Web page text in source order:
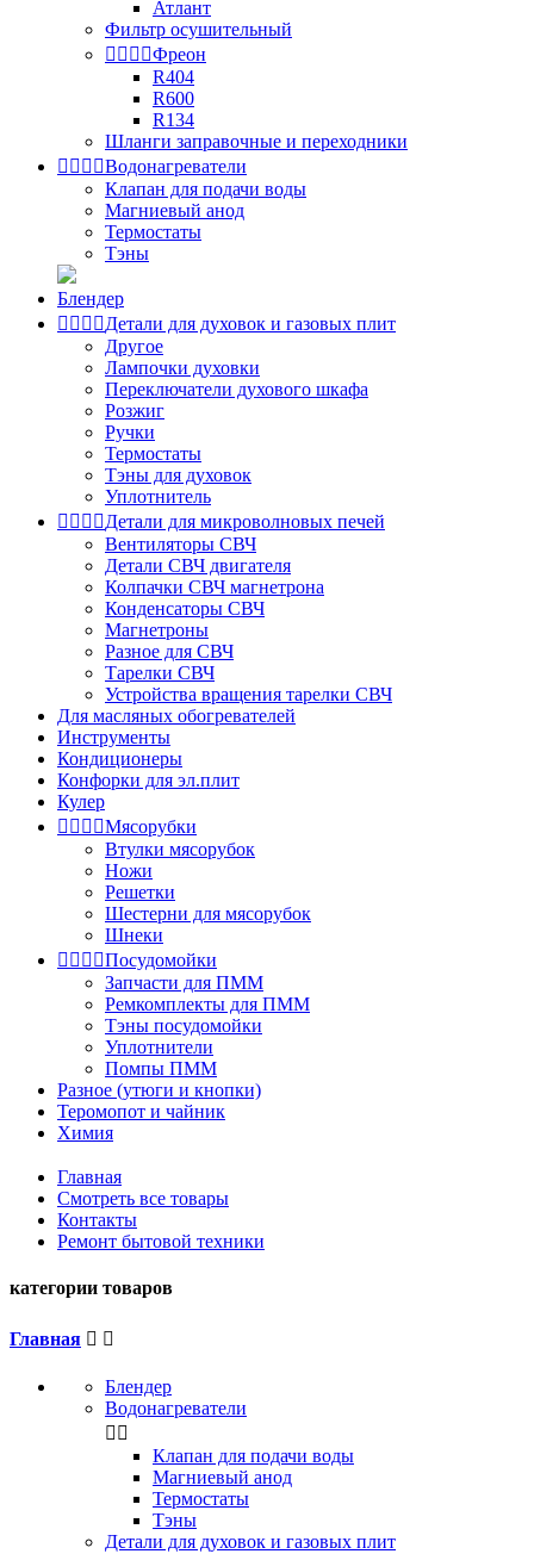
Атлант
Фильтр осушительный
   Фреон
R404
R600
R134
Шланги заправочные и переходники
   Водонагреватели
Клапан для подачи воды
Магниевый анод
Термостаты
Тэны
Блендер
   Детали для духовок и газовых плит
Другое
Лампочки духовки
Переключатели духового шкафа
Розжиг
Ручки
Термостаты
Тэны для духовок
Уплотнитель
   Детали для микроволновых печей
Вентиляторы СВЧ
Детали СВЧ двигателя
Колпачки СВЧ магнетрона
Конденсаторы СВЧ
Магнетроны
Разное для СВЧ
Тарелки СВЧ
Устройства вращения тарелки СВЧ
Для масляных обогревателей
Инструменты
Кондиционеры
Конфорки для эл.плит
Кулер
   Мясорубки
Втулки мясорубок
Ножи
Решетки
Шестерни для мясорубок
Шнеки
   Посудомойки
Запчасти для ПММ
Ремкомплекты для ПММ
Тэны посудомойки
Уплотнители
Помпы ПММ
Разное (утюги и кнопки)
Теромопот и чайник
Химия
Главная
Смотреть все товары
Контакты
Ремонт бытовой техники
категории товаров
Главная  
Блендер
Водонагреватели
 
Клапан для подачи воды
Магниевый анод
Термостаты
Тэны
Детали для духовок и газовых плит